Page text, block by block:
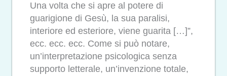
Una volta che si apre al potere di
guarigione di Gesù, la sua paralisi,
interiore ed esteriore, viene guarita […]”,
ecc. ecc. ecc. Come si può notare,
un’interpretazione psicologica senza
supporto letterale, un’invenzione totale,